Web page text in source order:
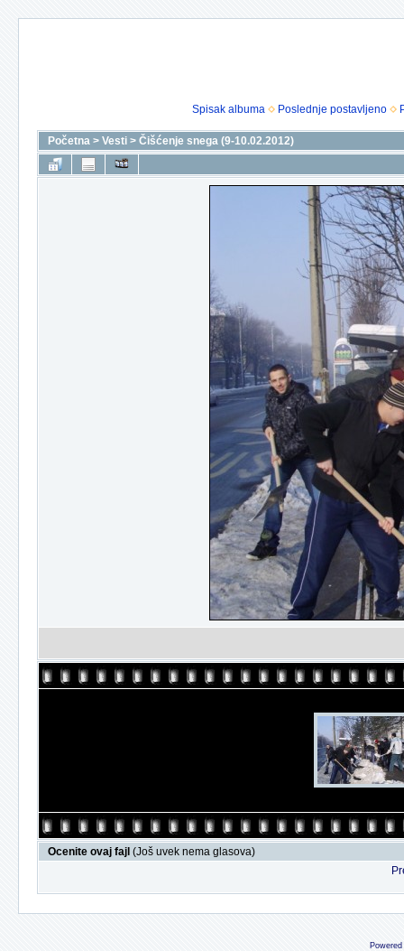
Spisak albuma Poslednje postavljeno
Početna > Vesti > Čišćenje snega (9-10.02.2012)
Ocenite ovaj fajl (Još uvek nema glasova)